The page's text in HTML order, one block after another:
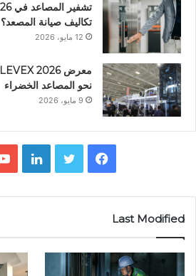
تكاليف صيانة المصعد؟
12 مايو، 2026
نحو المصاعد الخضراء
9 مايو، 2026
و
ر
د
Last Modified